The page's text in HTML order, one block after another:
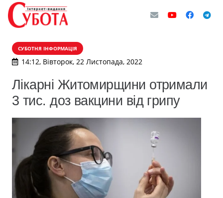
СУБОТНЯ ІНФОРМАЦІЯ
14:12, Вівторок, 22 Листопада, 2022
Лікарні Житомирщини отримали
3 тис. доз вакцини від грипу